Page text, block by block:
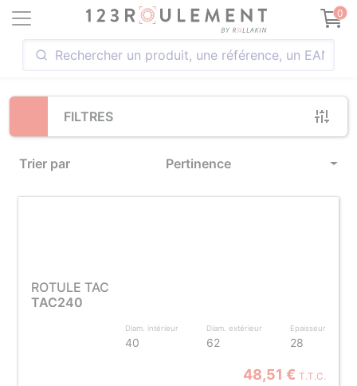
0
FILTRES
Trier par Pertinence
Loading...
ROTULE TAC
TAC240
Diam. intérieur
40
Diam. extérieur
62
Epaisseur
28
48,51 € T.T.C.